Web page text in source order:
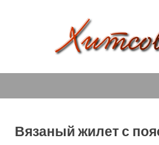
т
о
вязаные
модели
Вязаный жилет с